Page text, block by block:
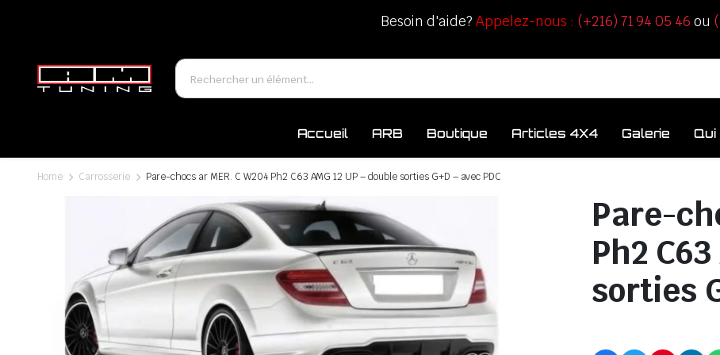
Besoin d'aide?Appelez-nous : (+216) 71 94 05 46 ou
Accueil ARB Boutique Articles 4X4 Galerie
Home Carrosserie Pare-chocs ar MER. C W204 Ph2 C63 AMG 12 UP – double sorties G+D – avec PDC
Pare-
Ph2
sorties